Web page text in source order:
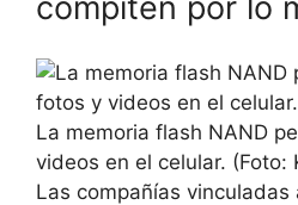
La memoria flash NAND
videos en el celular. (Foto:
Las compañías vinculadas